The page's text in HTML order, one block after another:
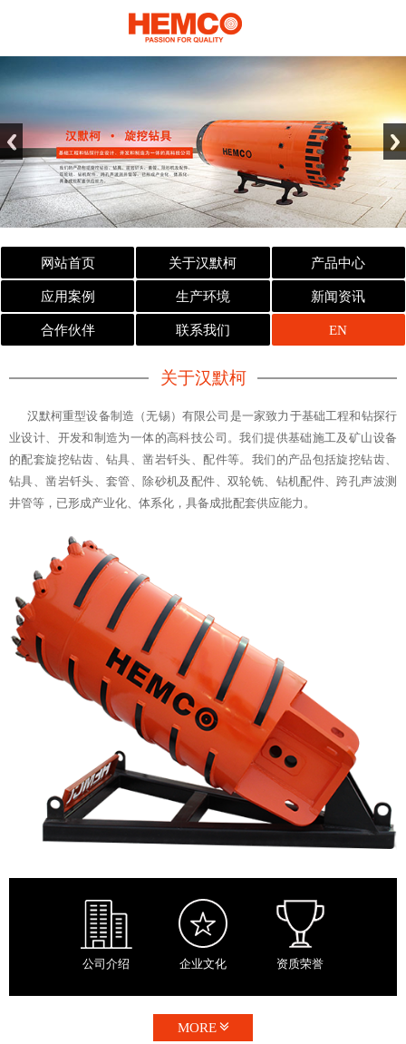
网站首页 关于汉默柯 产品中心
应用案例 生产环境 新闻资讯
合作伙伴 联系我们 EN
关于汉默柯
汉默柯重型设备制造（无锡）有限公司是一家致力于基础工程和钻探行
业设计、开发和制造为一体的高科技公司。我们提供基础施工及矿山设备
的配套旋挖钻齿、钻具、凿岩钎头、配件等。我们的产品包括旋挖钻齿、
钻具、凿岩钎头、套管、除砂机及配件、双轮铣、钻机配件、跨孔声波测
井管等，已形成产业化、体系化，具备成批配套供应能力。
公司介绍 企业文化 资质荣誉
MORE